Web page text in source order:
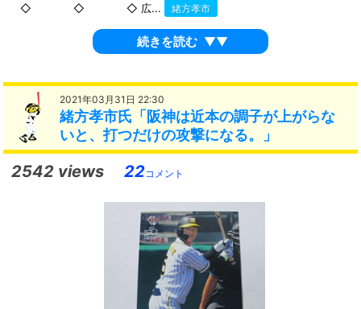
◇ ◇ ◇ 広...
緒方孝市
続きを読む ▼▼
2021年03月31日 22:30
緒方孝市氏「阪神は近本の調子が上がらな
いと、打つだけの攻撃になる。」
2542 views 22コメント